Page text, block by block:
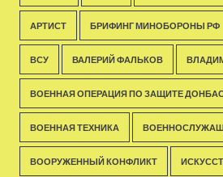
АРТИСТ БРИФИНГ МИНОБОРОНЫ РФ
ВСУ ВАЛЕРИЙ ФАЛЬКОВ
ВОЕННАЯ ОПЕРАЦИЯ ПО ЗАЩИТЕ
ВОЕННАЯ ТЕХНИКА
ВООРУЖЕННЫЙ КОНФЛИКТ